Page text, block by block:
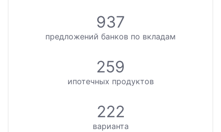
937
предложений банков по вкладам
259
ипотечных продуктов
222
варианта